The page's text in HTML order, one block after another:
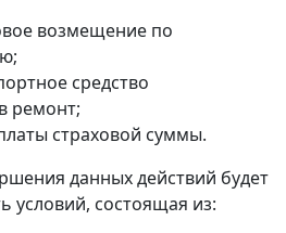
возмещение по
средство
ремонт;
страховой суммы.
данных действий будет
условий, состоящая из: